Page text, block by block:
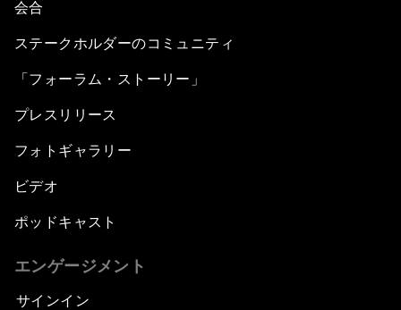
会合
ステークホルダーのコミュニティ
「フォーラム・ストーリー」
プレスリリース
フォトギャラリー
ビデオ
ポッドキャスト
エンゲージメント
サインイン